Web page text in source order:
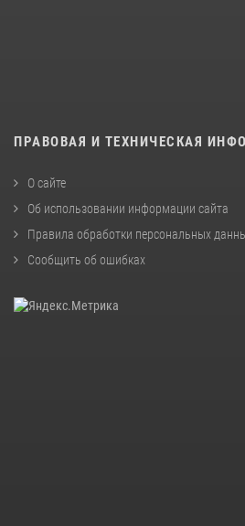
ПРАВОВАЯ И ТЕХНИЧЕСКАЯ
О сайте
Об использовании информации сайта
Правила обработки персональных
Сообщить об ошибках